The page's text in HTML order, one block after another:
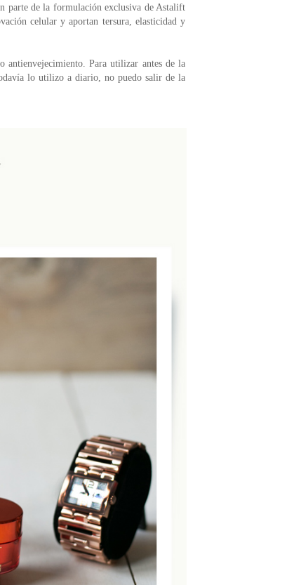
parte de la formulación exclusiva de Astalift
celular y aportan tersura, elasticidad y
antienvejecimiento. Para utilizar antes de la
lo utilizo a diario, no puedo salir de la